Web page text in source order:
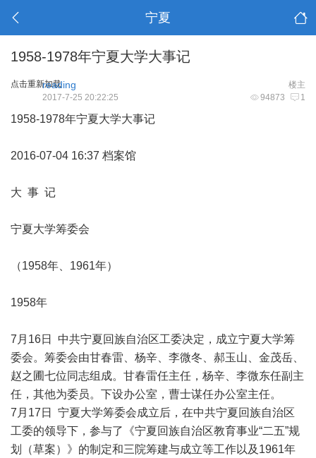
宁夏
1958-1978年宁夏大学大事记
点击重新加载 楼主
reading
94873 1
2017-7-25 20:22:25
1958-1978年宁夏大学大事记
2016-07-04 16:37 档案馆
大 事 记
宁夏大学筹委会
（1958年、1961年）
1958年
7月16日 中共宁夏回族自治区工委决定，成立宁夏大学筹
委会。筹委会由甘春雷、杨辛、李微冬、郝玉山、金茂岳、
赵之圃七位同志组成。甘春雷任主任，杨辛、李微东任副主
任，其他为委员。下设办公室，曹士谋任办公室主任。
7月17日 宁夏大学筹委会成立后，在中共宁夏回族自治区
工委的领导下，参与了《宁夏回族自治区教育事业“二五”规
划（草案）》的制定和三院筹建与成立等工作以及1961年